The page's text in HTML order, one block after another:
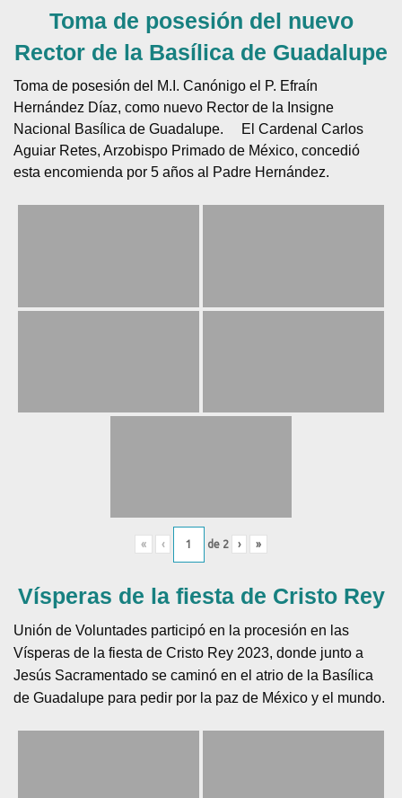
Toma de posesión del nuevo
Rector de la Basílica de Guadalupe
Toma de posesión del M.I. Canónigo el P. Efraín
Hernández Díaz, como nuevo Rector de la Insigne
Nacional Basílica de Guadalupe.
El Cardenal Carlos
Aguiar Retes, Arzobispo Primado de México, concedió
Vísperas de la fiesta de Cristo Rey
Unión de Voluntades participó en la procesión en las
Vísperas de la fiesta de Cristo Rey 2023, donde junto a
Jesús Sacramentado se caminó en el atrio de la Basílica